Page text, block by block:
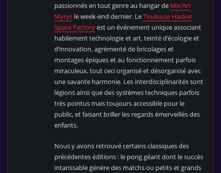
passionnés en tout genre au hangar de Mix’Art
Myrys le week-end dernier. LeToulouse Hacker
Space Factoryest un événement unique associant
habilement technologie et art, teinté d’écologie et
d’innovation, agrémenté de bricolages et
montages épiques et au fonctionnement parfois
miraculeux, tout ceci organisé et désorganisé avec
une savante harmonie. Les interdisciplinarités sont
légions ainsi que des systèmes techniques parfois
très pointus mais toujours accessible pour le
public, et faisant briller les regards émerveillés des
enfants.
Nous y avons retrouvé certains classiques des
précédentes éditions : le pong géant dont le succès
intarissable génère des matchs ou petits et grands